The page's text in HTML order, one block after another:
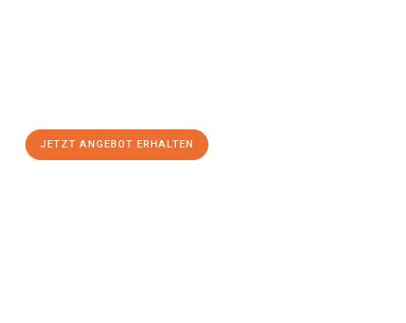
JETZT ANGEBOT ERHALTEN